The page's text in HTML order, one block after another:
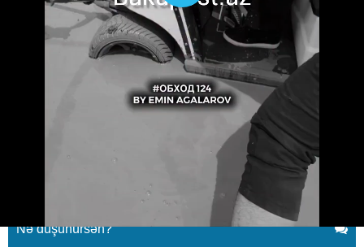
Emin Ağalarov "Sea Breeze"də
gölməçəyə düşdü
ABUNƏ OL
Nə düşünürsən?